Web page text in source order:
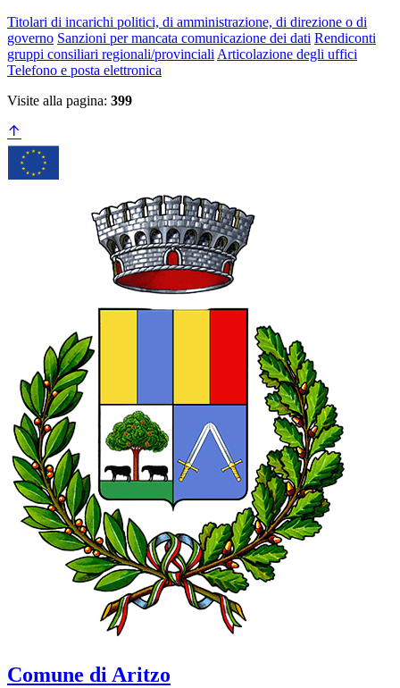
Titolari di incarichi politici, di amministrazione, di direzione o di
governo Sanzioni per mancata comunicazione dei dati Rendiconti
gruppi consiliari regionali/provinciali Articolazione degli uffici
Telefono e posta elettronica
Visite alla pagina: 399
Comune di Aritzo